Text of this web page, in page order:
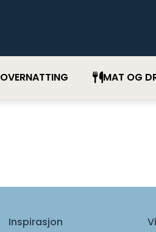
OVERNATTING MAT OG
Inspirasjon